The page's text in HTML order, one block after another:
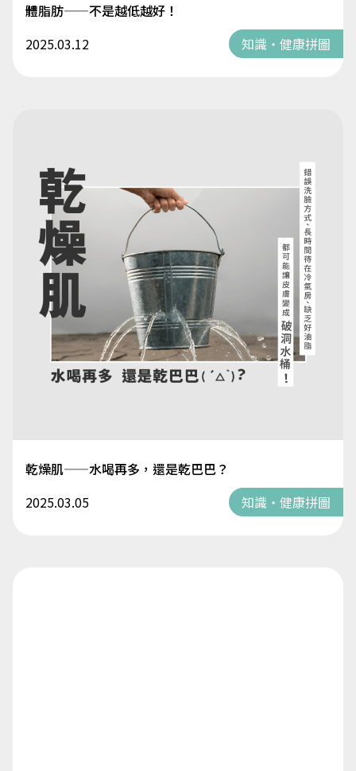
體脂肪——不是越低越好！
2025.03.12
知識・健康拼圖
乾燥肌——水喝再多，還是乾巴巴？
2025.03.05
知識・健康拼圖